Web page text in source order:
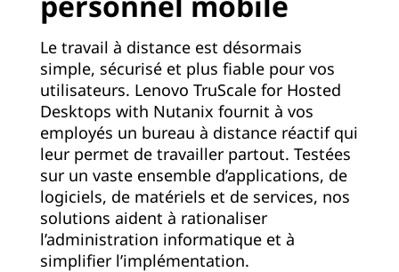
Le travail à distance est désormais
simple, sécurisé et plus fiable pour vos
utilisateurs. Lenovo TruScale for Hosted
Desktops with Nutanix fournit à vos
employés un bureau à distance réactif qui
leur permet de travailler partout. Testées
sur un vaste ensemble d’applications, de
logiciels, de matériels et de services, nos
solutions aident à rationaliser
l’administration informatique et à
simplifier l’implémentation.